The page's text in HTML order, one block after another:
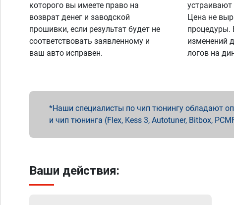
которого вы имеете право на
возврат денег и заводской
прошивки, если результат будет не
соответствовать заявленному и
ваш авто исправен.
устраивают
Цена не
процедуры.
изменений
логов на
Наши специалисты по чип тюнингу обладают
и чип тюнинга (Flex, Kess 3, Autotuner, Bitbox,
Ваши действия: